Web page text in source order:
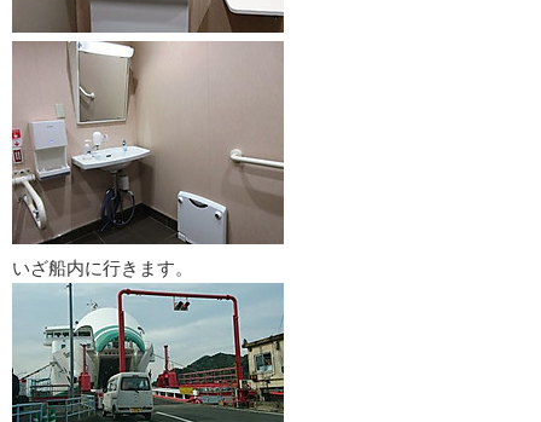
いざ船内に行きます。